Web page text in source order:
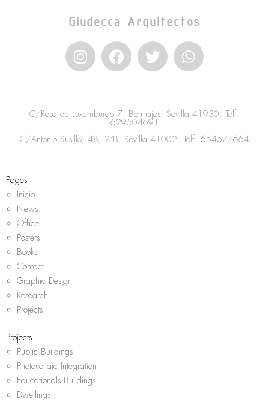
Giudecca Arquitectos
I
n
a
g
r
F
a
b
o
o
T
w
t
e
r
W
h
s
a
p
C/Rosa de Luxemburgo 7, Bormujos. Sevilla 41930. Telf.
629504691
C/Antonio Susillo, 48, 2ºB, Sevilla 41002. Telf. 654577664
Pages
Inicio
News
Office
Posters
Books
Contact
Graphic Design
Research
Projects
Projects
Public Buildings
Photovoltaic Integration
Educationals Buildings
Dwellings